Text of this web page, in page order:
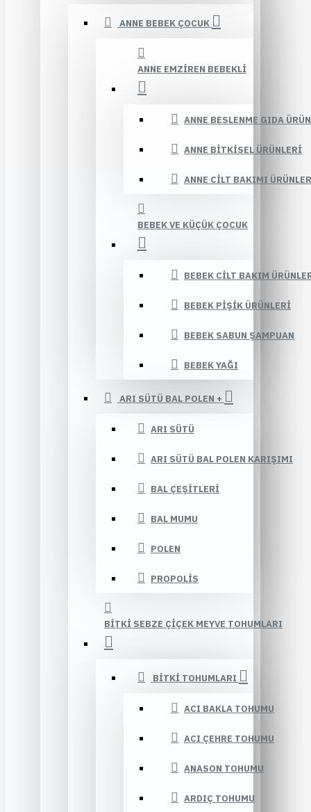
ANNE BEBEK ÇOCUK
ANNE EMZIREN BEBEKLI
ANNE BESLENME GIDA
ANNE BITKISEL ÜRÜNLERI
ANNE CILT BAKIMI
BEBEK VE KÜÇÜK ÇOCUK
BEBEK CILT BAKIM
BEBEK PIŞIK ÜRÜNLERI
BEBEK SABUN ŞAMPUAN
BEBEK YAĞI
ARI SÜTÜ BAL POLEN +
ARI SÜTÜ
ARI SÜTÜ BAL POLEN KARIŞIMI
BAL ÇEŞITLERI
BAL MUMU
POLEN
PROPOLIS
BITKI SEBZE ÇIÇEK MEYVE TOHUMLARI
BITKI TOHUMLARI
ACI BAKLA TOHUMU
ACI ÇEHRE TOHUMU
ANASON TOHUMU
ARDIÇ TOHUMU